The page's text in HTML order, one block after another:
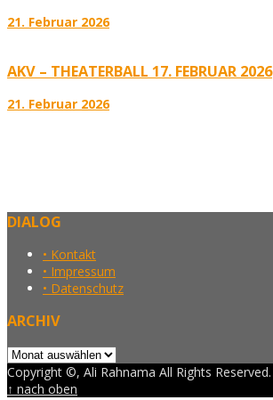
21. Februar 2026
AKV – THEATERBALL 17. FEBRUAR 2026
21. Februar 2026
DIALOG
• Kontakt
• Impressum
• Datenschutz
ARCHIV
Archiv
Copyright ©, Ali Rahnama All Rights Reserved.
↑ nach oben